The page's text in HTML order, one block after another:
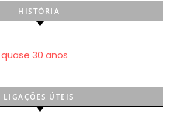
HISTÓRIA
30 anos
LIGAÇÕES ÚTEIS